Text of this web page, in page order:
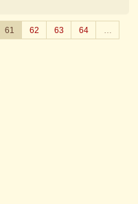
61 62 63 64